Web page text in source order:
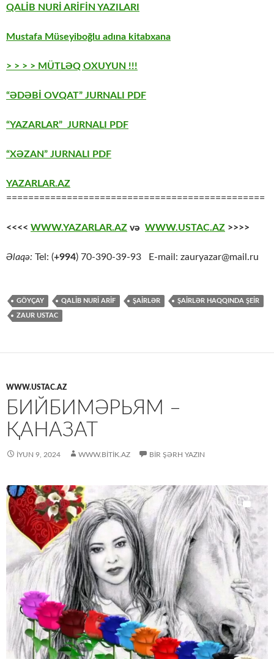
QALİB NURİ ARİFİN YAZILARI
Mustafa Müseyiboğlu adına kitabxana
> > > > MÜTLƏQ OXUYUN !!!
“ƏDƏBİ OVQAT” JURNALI PDF
“YAZARLAR” JURNALI PDF
“XƏZAN” JURNALI PDF
YAZARLAR.AZ
===============================================
<<<< WWW.YAZARLAR.AZ və WWW.USTAC.AZ >>>>
Əlaqə: Tel: (+994) 70-390-39-93 E-mail: zauryazar@mail.ru
GÖYÇAY QALİB NURİ ARİF ŞAİRLƏR ŞAİRLƏR HAQQINDA ŞEİR
ZAUR USTAC
WWW.USTAC.AZ
БИЙБИМӘРЬЯМ –
ҚАНАЗАТ
İYUN 9, 2024 WWW.BITIK.AZ BIR ŞƏRH YAZIN